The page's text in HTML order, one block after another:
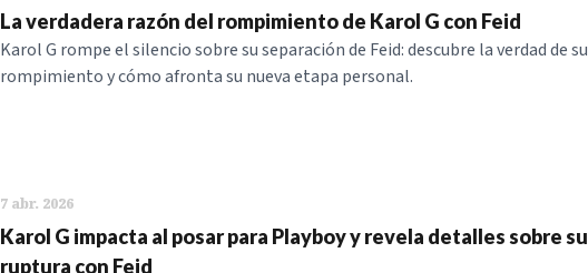
La verdadera razón del rompimiento de Karol G con Feid
Karol G rompe el silencio sobre su separación de Feid: descubre la verdad de su
rompimiento y cómo afronta su nueva etapa personal.
7 abr. 2026
Karol G impacta al posar para Playboy y revela detalles sobre su
ruptura con Feid